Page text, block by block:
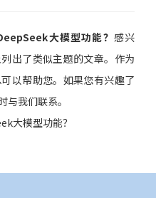
大模型功能？ 感兴
出了类似主题的文章。作为
以帮助您。如果您有兴趣了
我们联系。
大模型功能？